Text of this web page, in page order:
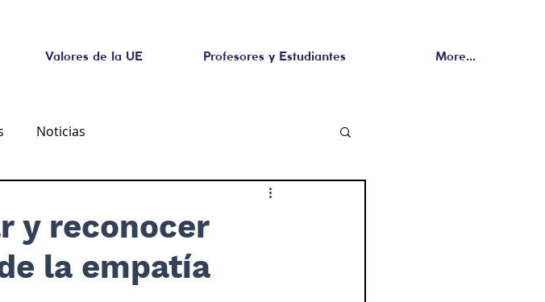
Valores de la UE Profesores y Estudiantes More...
Noticias
y reconocer
la empatía